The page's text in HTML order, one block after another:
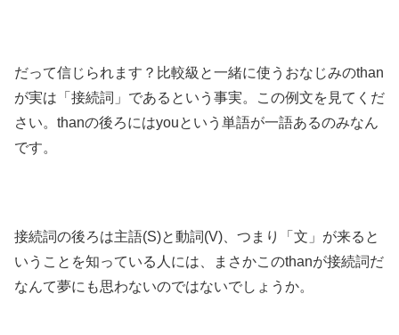
だって信じられます？比較級と一緒に使うおなじみのthan
が実は「接続詞」であるという事実。この例文を見てくだ
さい。thanの後ろにはyouという単語が一語あるのみなん
です。
接続詞の後ろは主語(S)と動詞(V)、つまり「文」が来ると
いうことを知っている人には、まさかこのthanが接続詞だ
なんて夢にも思わないのではないでしょうか。